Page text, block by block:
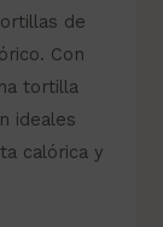
de
Con
tortilla
ideales
calórica y